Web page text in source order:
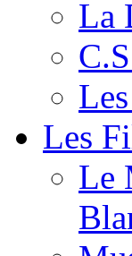
La
Les
Le